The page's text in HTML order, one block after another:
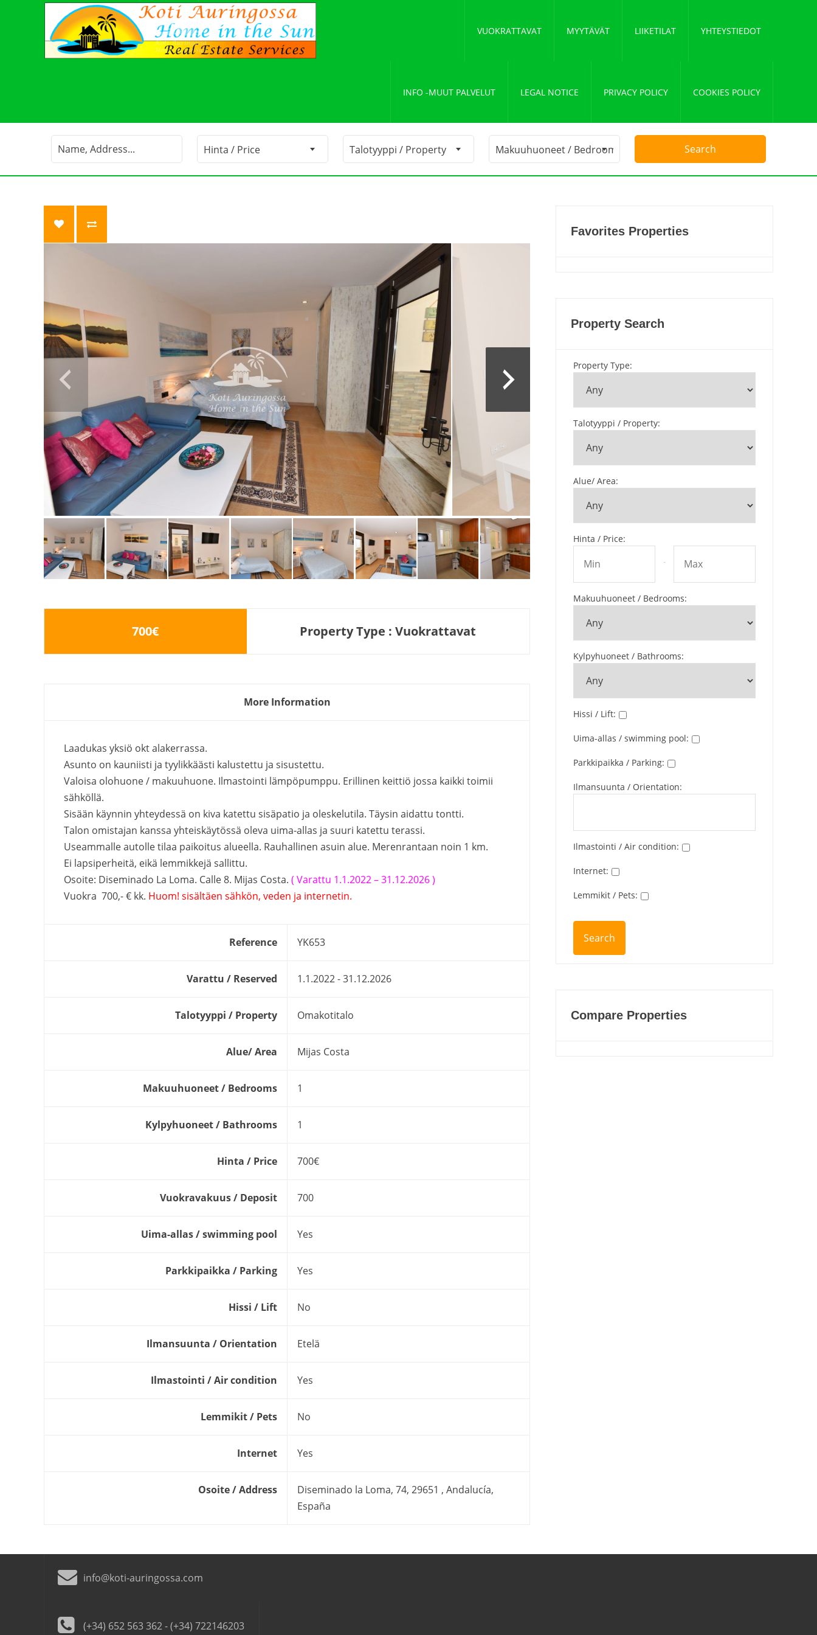
VUOKRATTAVAT MYYTÄVÄT LIIKETILAT YHTEYSTIEDOT
INFO -MUUT PALVELUT LEGAL NOTICE PRIVACY POLICY COOKIES POLICY
700€ Property Type : Vuokrattavat
More Information
Laadukas yksiö okt alakerrassa.
Asunto on kauniisti ja tyylikkäästi kalustettu ja sisustettu.
Valoisa olohuone / makuuhuone. Ilmastointi lämpöpumppu. Erillinen keittiö jossa kaikki toimii
sähköllä.
Sisään käynnin yhteydessä on kiva katettu sisäpatio ja oleskelutila. Täysin aidattu tontti.
Talon omistajan kanssa yhteiskäytössä oleva uima-allas ja suuri katettu terassi.
Useammalle autolle tilaa paikoitus alueella. Rauhallinen asuin alue. Merenrantaan noin 1 km.
Ei lapsiperheitä, eikä lemmikkejä sallittu.
Osoite: Diseminado La Loma. Calle 8. Mijas Costa. ( Varattu 1.1.2022 – 31.12.2026 )
Vuokra 700,- € kk. Huom! sisältäen sähkön, veden ja internetin.
Reference YK653
Varattu / Reserved 1.1.2022 - 31.12.2026
Talotyyppi / Property Omakotitalo
Alue/ Area Mijas Costa
Makuuhuoneet / Bedrooms 1
Kylpyhuoneet / Bathrooms 1
Hinta / Price 700€
Vuokravakuus / Deposit 700
Uima-allas / swimming pool Yes
Parkkipaikka / Parking Yes
Hissi / Lift No
Ilmansuunta / Orientation Etelä
Ilmastointi / Air condition Yes
Lemmikit / Pets No
Internet Yes
Osoite / Address
Diseminado la Loma, 74, 29651 , Andalucía,
España
Favorites Properties
Property Search
Property Type:
Talotyyppi / Property:
Alue/ Area:
Hinta / Price:
-
Makuuhuoneet / Bedrooms:
Kylpyhuoneet / Bathrooms:
Hissi / Lift:
Uima-allas / swimming pool:
Parkkipaikka / Parking:
Ilmansuunta / Orientation:
Ilmastointi / Air condition:
Internet:
Lemmikit / Pets:
Compare Properties
info@koti-auringossa.com
(+34) 652 563 362 - (+34) 722146203